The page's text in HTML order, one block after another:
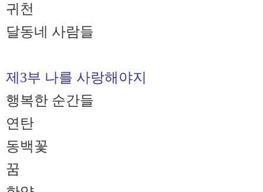
귀천
달동네 사람들
제3부 나를 사랑해야지
행복한 순간들
연탄
동백꽃
꿈